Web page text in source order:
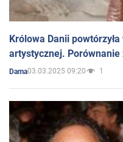
Królowa Danii
artystycznej. Porównanie
Dama03.03.2025 09:20 1